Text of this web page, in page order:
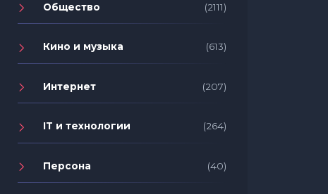
Общество (2111)
Кино и музыка (613)
Интернет (207)
IT и технологии (264)
Персона (40)